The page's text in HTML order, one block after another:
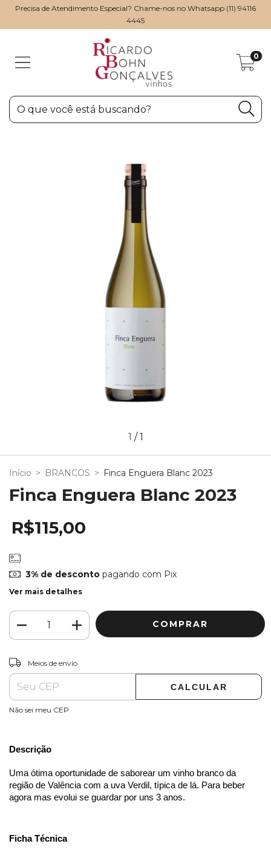
Precisa de Atendimento Especial? Chame-nos no Whatsapp (11) 94116
4445
0
1 /1
Início > BRANCOS > Finca Enguera Blanc 2023
Finca Enguera Blanc 2023
R$115,00
3% de descontopagando com Pix
Ver mais detalhes
Entregas para o CEP:
Meios de envio
CALCULAR
Não sei meu CEP
Descrição
Uma ótima oportunidade de saborear um vinho branco da
região de Valência com a uva Verdil, típica de lá. Para beber
agora mas evolui se guardar por uns 3 anos.
Ficha Técnica